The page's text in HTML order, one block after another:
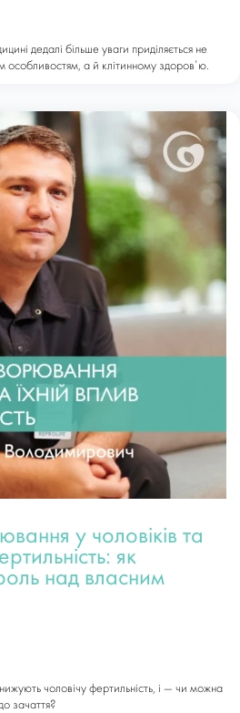
дедалі більше уваги приділяється не
а й клітинному здоров’ю.
у чоловіків та
як
над власним
чоловічу фертильність, і — чи можна
зачаття?